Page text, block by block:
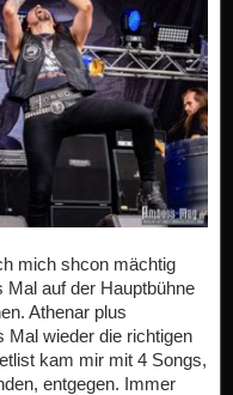
mich shcon mächtig
auf der Hauptbühne
Athenar plus
Mal wieder die richtigen
kam mir mit 4 Songs,
entgegen. Immer